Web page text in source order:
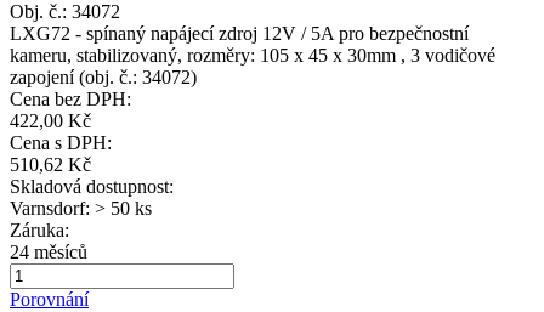
Obj. č.: 34072
LXG72 - spínaný napájecí zdroj 12V / 5A pro bezpečnostní
kameru, stabilizovaný, rozměry: 105 x 45 x 30mm , 3 vodičové
zapojení (obj. č.: 34072)
Cena bez DPH:
422,00 Kč
Cena s DPH:
510,62 Kč
Skladová dostupnost:
Varnsdorf: > 50 ks
Záruka:
24 měsíců
Porovnání